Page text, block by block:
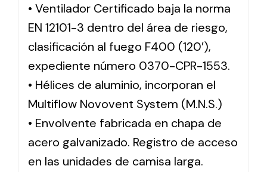
• Ventilador Certificado baja la norma
EN 12101-3 dentro del área de riesgo,
clasificación al fuego F400 (120′),
expediente número 0370-CPR-1553.
• Hélices de aluminio, incorporan el
Multiflow Novovent System (M.N.S.)
• Envolvente fabricada en chapa de
acero galvanizado. Registro de acceso
en las unidades de camisa larga.